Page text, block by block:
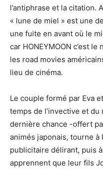
l’antiphrase et la citation.
« lune de miel » est une
une fuite en avant où le
car HONEYMOON c’est
les road movies
lieu de cinéma.
Le couple formé par Eva
temps de l’invective et
dernière chance -offert
animés japonais, tourne
publicitaire délirant, puis
apprennent que leur fils